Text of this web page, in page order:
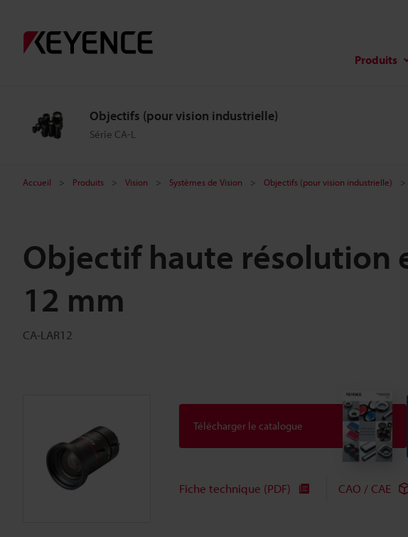
Produits
Objectifs (pour vision industrielle)
Série CA-L
Accueil Produits Vision Systèmes de Vision Objectifs (pour vision industrielle)
Objectif haute résolution
12 mm
CA-LAR12
Télécharger le catalogue
Fiche technique (PDF) CAO / CAE